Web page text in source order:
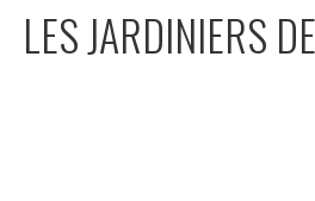
LES JARDINIERS